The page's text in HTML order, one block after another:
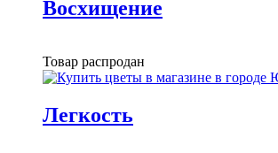
Восхищение
Товар распродан
Легкость